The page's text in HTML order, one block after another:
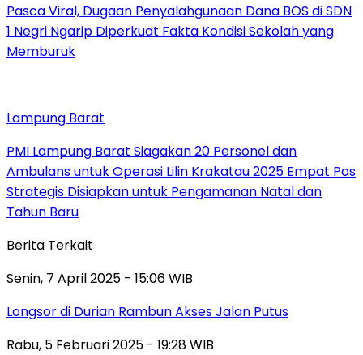
Pasca Viral, Dugaan Penyalahgunaan Dana BOS di SDN
1 Negri Ngarip Diperkuat Fakta Kondisi Sekolah yang
Memburuk
Lampung Barat
PMI Lampung Barat Siagakan 20 Personel dan
Ambulans untuk Operasi Lilin Krakatau 2025 Empat Pos
Strategis Disiapkan untuk Pengamanan Natal dan
Tahun Baru
Berita Terkait
Senin, 7 April 2025 - 15:06 WIB
Longsor di Durian Rambun Akses Jalan Putus
Rabu, 5 Februari 2025 - 19:28 WIB